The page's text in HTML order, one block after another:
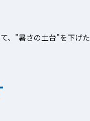
、"暑さの土台"を下げた